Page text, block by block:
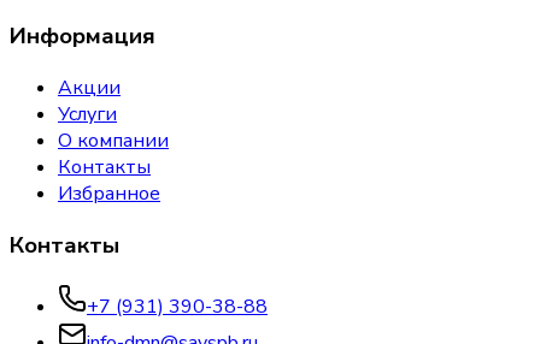
Информация
Акции
Услуги
О компании
Контакты
Избранное
Контакты
+7 (931) 390-38-88